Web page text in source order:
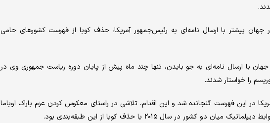
ایرنا، روسای جمهوری سابق ۳۵ کشور جهان پیشتر با ارسال نامه‌ای به رئیس‌جمهور آمریکا، حذف کوبا از فهرست کشورهای حامی
با ارسال نامه‌ای به جو بایدن، تنها چند ماه پیش از پایان دوره ریاست جمهوری وی در
را خواستار شدند.
در این فهرست گنجانده شد و این اقدام، تلاشی در راستای معکوس کردن عزم باراک اوباما
کشور در سال ۲۰۱۵ با حذف کوبا از این طبقه‌بندی بود.